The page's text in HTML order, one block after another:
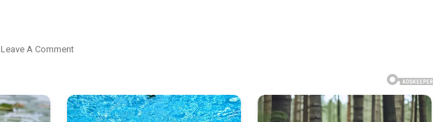
Leave A CommentOn
શેફાલી
જરીવાલાની